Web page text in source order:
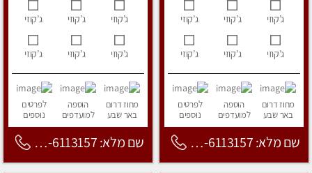
ג’קוזי ג’קוזי ג’קוזי
ג’קוזי ג’קוזי ג’קוזי
מחוז דרום
באר שבע
הוספה
למועדפים
לפרטים
נוספים
שם מלא: 053-6113157
ג’קוזי ג’קוזי ג’קוזי
ג’קוזי ג’קוזי ג’קוזי
מחוז דרום
באר שבע
הוספה
למועדפים
לפרטים
נוספים
שם מלא: 053-6113157